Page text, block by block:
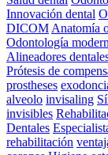
Innovación dental
DICOMAnatomía
Odontología
Alineadores
Prótesis de
prostheses
alveolo invisaling
invisibles
Dentales
rehabilitación